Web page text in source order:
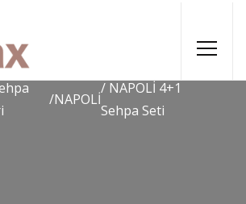
/NAPOLİ
/ NAPOLİ 4+1
Sehpa Seti